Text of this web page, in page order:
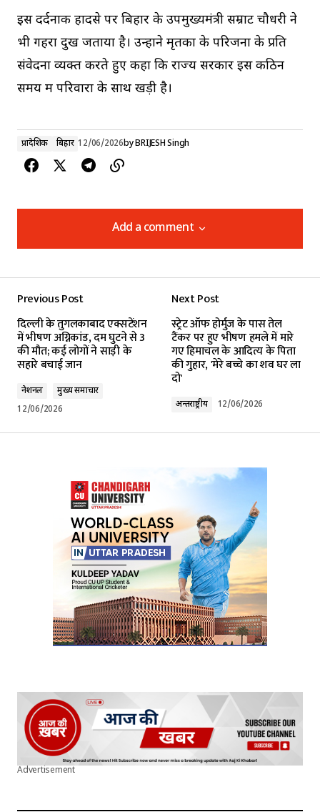
इस दर्दनाक हादसे पर बिहार के उपमुख्यमंत्री सम्राट चौधरी ने
भी गहरा दुख जताया है। उन्होंने मृतकों के परिजनों के प्रति
संवेदना व्यक्त करते हुए कहा कि राज्य सरकार इस कठिन
समय में परिवारों के साथ खड़ी है।
प्रादेशिक बिहार 12/06/2026byBRIJESH Singh
Add a comment
Add a comment
Required fields are marked*
Comment
Your E-mail*
Submit Comment
Previous Post
दिल्ली के तुगलकाबाद एक्सटेंशन
में भीषण अग्निकांड, दम घुटने से 3
की मौत; कई लोगों ने साड़ी के
सहारे बचाई जान
नेशनल
मुख्य समाचार
12/06/2026
Next Post
स्ट्रेट ऑफ होर्मुज के पास तेल
टैंकर पर हुए भीषण हमले में मारे
गए हिमाचल के आदित्य के पिता
की गुहार, 'मेरे बच्चे का शव घर ला
दो'
अन्तर्राष्ट्रीय 12/06/2026
Advertisement